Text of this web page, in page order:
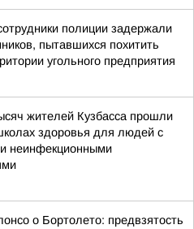
полиции задержали
пытавшихся похитить
угольного предприятия
жителей Кузбасса прошли
здоровья для людей с
неинфекционными
о Бортолето: предвзятость